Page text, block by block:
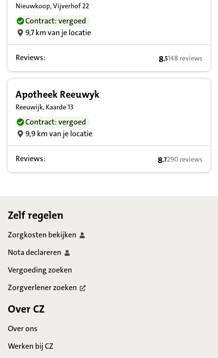
Nieuwkoop, Vijverhof 22
Contract: vergoed
9,7 km van je locatie
Reviews: 8,5 op basis van
8,5148 reviews
Apotheek Reeuwyk
Reeuwijk, Kaarde 13
Contract: vergoed
9,9 km van je locatie
Reviews: 8,7 op basis van
8,7290 reviews
Zelf regelen
Zorgkosten bekijken
Notadeclareren
Vergoeding zoeken
Zorgverlenerzoeken
Over CZ
Over ons
Werken bij CZ